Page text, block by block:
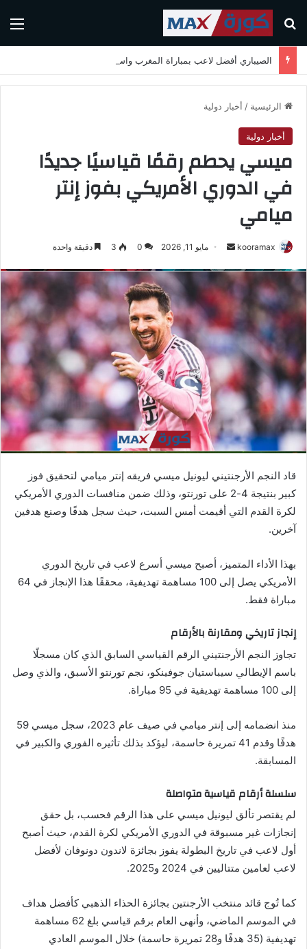
بحث عن
الرئيسية / أخبار دولية
أخبار دولية
ميسي يحطم رقمًا قياسيًا جديدًا
في الدوري الأمريكي بفوز إنتر
ميامي
kooramax
ل
ر
ي
د
ا
إ
ك
ت
و
ن
ي
مايو 11, 2026 0
3 دقيقة واحدة
قاد النجم الأرجنتيني ليونيل ميسي فريقه إنتر ميامي لتحقيق فوز
كبير بنتيجة 4-2 على تورنتو، وذلك ضمن منافسات الدوري الأمريكي
لكرة القدم التي أقيمت أمس السبت، حيث سجل هدفًا وصنع هدفين
آخرين.
بهذا الأداء المتميز، أصبح ميسي أسرع لاعب في تاريخ الدوري
الأمريكي يصل إلى 100 مساهمة تهديفية، محققًا هذا الإنجاز في 64
مباراة فقط.
إنجاز تاريخي ومقارنة بالأرقام
تجاوز النجم الأرجنتيني الرقم القياسي السابق الذي كان مسجلًا
باسم الإيطالي سيباستيان جوفينكو، نجم تورنتو الأسبق، والذي وصل
إلى 100 مساهمة تهديفية في 95 مباراة.
منذ انضمامه إلى إنتر ميامي في صيف عام 2023، سجل ميسي 59
هدفًا وقدم 41 تمريرة حاسمة، ليؤكد بذلك تأثيره الفوري والكبير في
المسابقة.
سلسلة أرقام قياسية متواصلة
لم يقتصر تألق ليونيل ميسي على هذا الرقم فحسب، بل حقق
إنجازات غير مسبوقة في الدوري الأمريكي لكرة القدم، حيث أصبح
أول لاعب في تاريخ البطولة يفوز بجائزة لاندون دونوفان لأفضل
لاعب لعامين متتاليين في 2024 و2025.
كما تُوج قائد منتخب الأرجنتين بجائزة الحذاء الذهبي كأفضل هداف
في الموسم الماضي، وأنهى العام برقم قياسي بلغ 62 مساهمة
تهديفية (35 هدفًا و28 تمريرة حاسمة) خلال الموسم العادي